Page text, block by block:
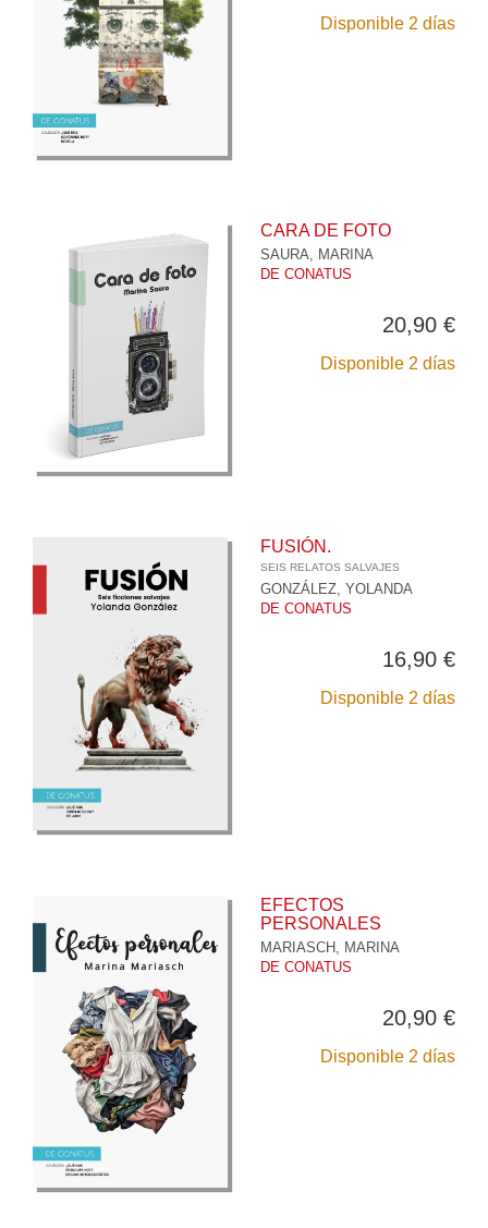
Disponible 2 días
CARA DE FOTO
SAURA, MARINA
DE CONATUS
20,90 €
Disponible 2 días
FUSIÓN.
SEIS RELATOS SALVAJES
GONZÁLEZ, YOLANDA
DE CONATUS
16,90 €
Disponible 2 días
EFECTOS
PERSONALES
MARIASCH, MARINA
DE CONATUS
20,90 €
Disponible 2 días